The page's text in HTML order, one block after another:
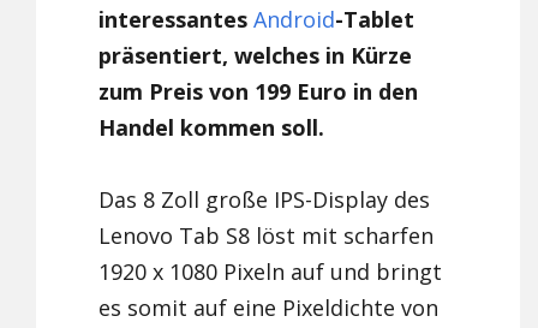
interessantesAndroid-Tablet
präsentiert, welches in Kürze
zum Preis von 199 Euro in den
Handel kommen soll.
Das 8 Zoll große IPS-Display des
Lenovo Tab S8 löst mit scharfen
1920 x 1080 Pixeln auf und bringt
es somit auf eine Pixeldichte von